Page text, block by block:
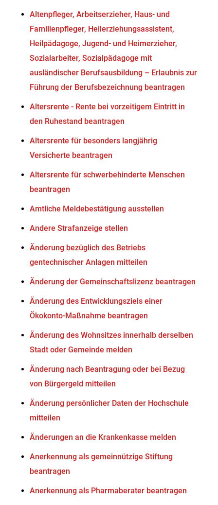
Altenpfleger, Arbeitserzieher, Haus- und
Familienpfleger, Heilerziehungsassistent,
Heilpädagoge, Jugend- und Heimerzieher,
Sozialarbeiter, Sozialpädagoge mit
ausländischer Berufsausbildung – Erlaubnis zur
Führung der Berufsbezeichnung beantragen
Altersrente - Rente bei vorzeitigem Eintritt in
den Ruhestand beantragen
Altersrente für besonders langjährig
Versicherte beantragen
Altersrente für schwerbehinderte Menschen
beantragen
Amtliche Meldebestätigung ausstellen
Andere Strafanzeige stellen
Änderung bezüglich des Betriebs
gentechnischer Anlagen mitteilen
Änderung der Gemeinschaftslizenz beantragen
Änderung des Entwicklungsziels einer
Ökokonto-Maßnahme beantragen
Änderung des Wohnsitzes innerhalb derselben
Stadt oder Gemeinde melden
Änderung nach Beantragung oder bei Bezug
von Bürgergeld mitteilen
Änderung persönlicher Daten der Hochschule
mitteilen
Änderungen an die Krankenkasse melden
Anerkennung als gemeinnützige Stiftung
beantragen
Anerkennung als Pharmaberater beantragen